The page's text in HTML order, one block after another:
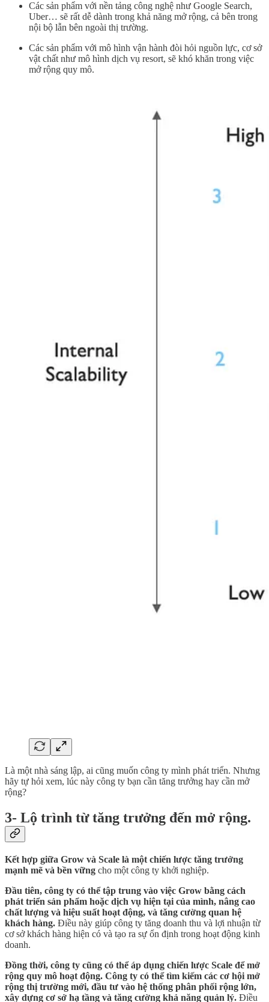
Các sản phẩm với nền tảng công nghệ như Google Search,
Uber… sẽ rất dễ dành trong khả năng mở rộng, cả bên trong
nội bộ lẫn bên ngoài thị trường.
Các sản phẩm với mô hình vận hành đòi hỏi nguồn lực, cơ sở
vật chất như mô hình dịch vụ resort, sẽ khó khăn trong việc
mở rộng quy mô.
Là một nhà sáng lập, ai cũng muốn công ty mình phát triển. Nhưng
hãy tự hỏi xem, lúc này công ty bạn cần tăng trưởng hay cần mở
rộng?
3- Lộ trình từ tăng trưởng đến mở rộng.
Kết hợp giữa Grow và Scale là một chiến lược tăng trưởng
mạnh mẽ và bền vững cho một công ty khởi nghiệp.
Đầu tiên, công ty có thể tập trung vào việc Grow bằng cách
phát triển sản phẩm hoặc dịch vụ hiện tại của mình, nâng cao
chất lượng và hiệu suất hoạt động, và tăng cường quan hệ
khách hàng. Điều này giúp công ty tăng doanh thu và lợi nhuận từ
cơ sở khách hàng hiện có và tạo ra sự ổn định trong hoạt động kinh
doanh.
Đồng thời, công ty cũng có thể áp dụng chiến lược Scale để mở
rộng quy mô hoạt động. Công ty có thể tìm kiếm các cơ hội mở
rộng thị trường mới, đầu tư vào hệ thống phân phối rộng lớn,
xây dựng cơ sở hạ tầng và tăng cường khả năng quản lý. Điều